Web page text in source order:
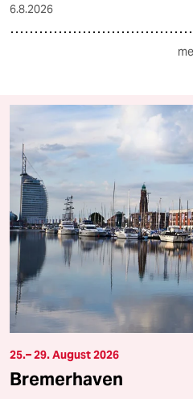
6.8.2026
25.– 29. August 2026
Bremerhaven